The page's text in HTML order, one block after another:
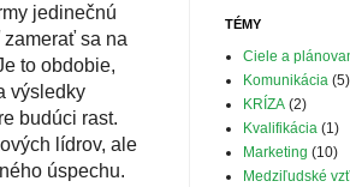
jedinečnú
sa na
to obdobie,
výsledky
budúci rast.
lídrov, ale
úspechu.
TÉMY
Ciele a
Komunikácia (5)
KRÍZA (2)
Kvalifikácia (1)
Marketing (10)
Medziľudské